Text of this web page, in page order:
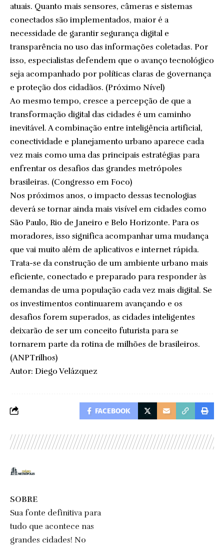
atuais. Quanto mais sensores, câmeras e sistemas
conectados são implementados, maior é a
necessidade de garantir segurança digital e
transparência no uso das informações coletadas. Por
isso, especialistas defendem que o avanço tecnológico
seja acompanhado por políticas claras de governança
e proteção dos cidadãos. (Próximo Nível)
Ao mesmo tempo, cresce a percepção de que a
transformação digital das cidades é um caminho
inevitável. A combinação entre inteligência artificial,
conectividade e planejamento urbano aparece cada
vez mais como uma das principais estratégias para
enfrentar os desafios das grandes metrópoles
brasileiras. (Congresso em Foco)
Nos próximos anos, o impacto dessas tecnologias
deverá se tornar ainda mais visível em cidades como
São Paulo, Rio de Janeiro e Belo Horizonte. Para os
moradores, isso significa acompanhar uma mudança
que vai muito além de aplicativos e internet rápida.
Trata-se da construção de um ambiente urbano mais
eficiente, conectado e preparado para responder às
demandas de uma população cada vez mais digital. Se
os investimentos continuarem avançando e os
desafios forem superados, as cidades inteligentes
deixarão de ser um conceito futurista para se
tornarem parte da rotina de milhões de brasileiros.
(ANPTrilhos)
Autor: Diego Velázquez
FACEBOOK
SOBRE
Sua fonte definitiva para
tudo que acontece nas
grandes cidades! No